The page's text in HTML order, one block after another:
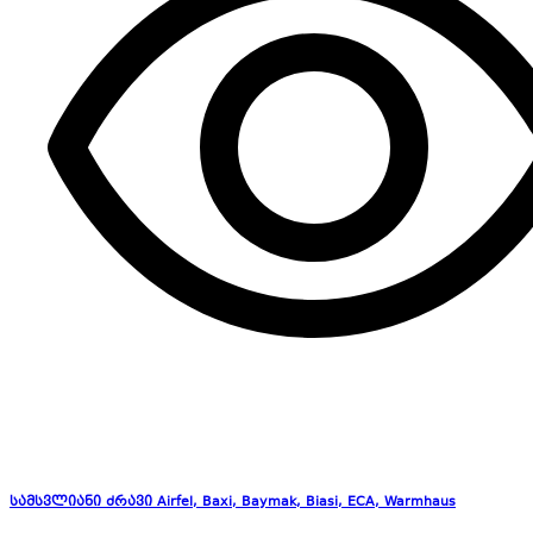
სამსვლიანი ძრავი Airfel, Baxi, Baymak, Biasi, ECA, Warmhaus